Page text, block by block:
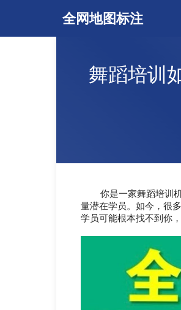
全网地图标注
舞蹈培训
你是一家舞蹈培训机
量潜在学员。如今，很
学员可能根本找不到你